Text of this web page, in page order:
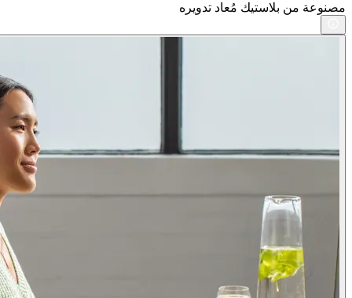
مصنوعة من بلاستيك مُعاد تدويره